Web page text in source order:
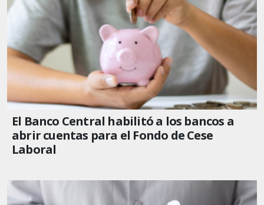
El Banco Central habilitó a los bancos a
abrir cuentas para el Fondo de Cese
Laboral